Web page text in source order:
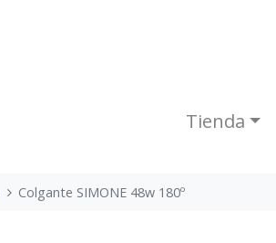
Tienda​
Colgante SIMONE 48w 180º